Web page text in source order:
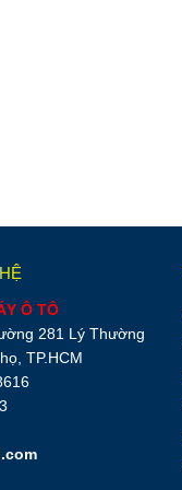
Ô TÔ
281 Lý Thường
TP.HCM